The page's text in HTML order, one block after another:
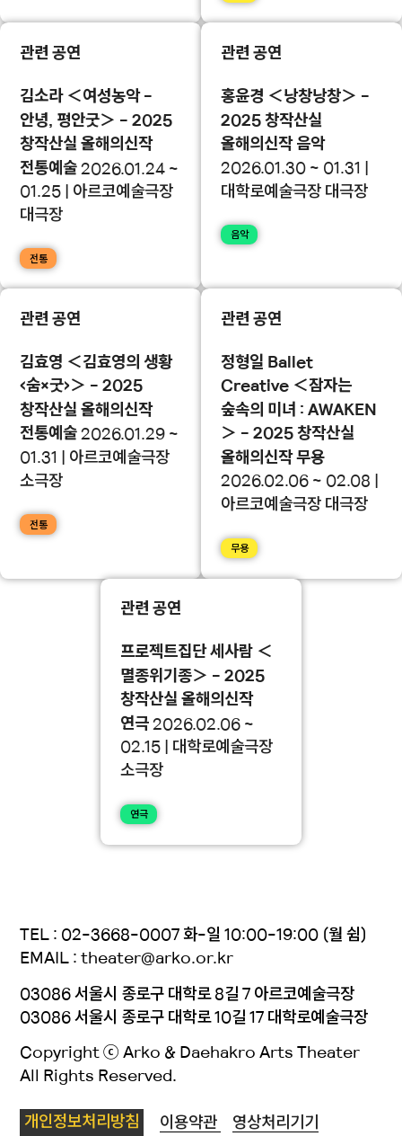
관련 공연
김소라 ＜여성농악 -
안녕, 평안굿＞ - 2025
창작산실 올해의신작
전통예술 2026.01.24 ~
01.25 | 아르코예술극장
대극장
전통
관련 공연
홍윤경 ＜낭창낭창＞ -
2025 창작산실
올해의신작 음악
2026.01.30 ~ 01.31 |
대학로예술극장 대극장
음악
관련 공연
김효영 ＜김효영의 생황
<숨×굿>＞ - 2025
창작산실 올해의신작
전통예술 2026.01.29 ~
01.31 | 아르코예술극장
소극장
전통
관련 공연
정형일 Ballet
Creative ＜잠자는
숲속의 미녀 : AWAKEN
＞ - 2025 창작산실
올해의신작 무용
2026.02.06 ~ 02.08 |
아르코예술극장 대극장
무용
관련 공연
프로젝트집단 세사람 ＜
멸종위기종＞ - 2025
창작산실 올해의신작
연극 2026.02.06 ~
02.15 | 대학로예술극장
소극장
연극
TEL : 02-3668-0007 화-일 10:00-19:00 (월 쉼)
EMAIL : theater@arko.or.kr
03086 서울시 종로구 대학로 8길 7 아르코예술극장
03086 서울시 종로구 대학로 10길 17 대학로예술극장
Copyright ⓒ Arko & Daehakro Arts Theater
All Rights Reserved.
개인정보처리방침 이용약관 영상처리기기